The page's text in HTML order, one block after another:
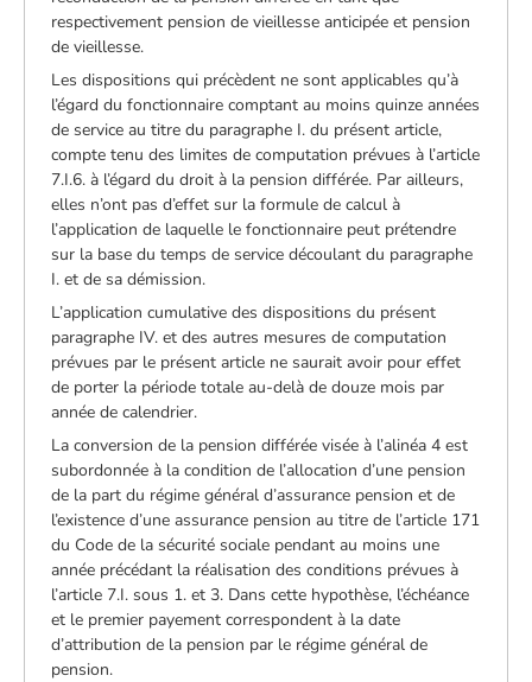
respectivement pension de vieillesse anticipée et pension
de vieillesse.
Les dispositions qui précèdent ne sont applicables qu’à
l’égard du fonctionnaire comptant au moins quinze années
de service au titre du paragraphe I. du présent article,
compte tenu des limites de computation prévues à l’article
7.I.6. à l’égard du droit à la pension différée. Par ailleurs,
elles n’ont pas d’effet sur la formule de calcul à
l’application de laquelle le fonctionnaire peut prétendre
sur la base du temps de service découlant du paragraphe
I. et de sa démission.
L’application cumulative des dispositions du présent
paragraphe IV. et des autres mesures de computation
prévues par le présent article ne saurait avoir pour effet
de porter la période totale au-delà de douze mois par
année de calendrier.
La conversion de la pension différée visée à l’alinéa 4 est
subordonnée à la condition de l’allocation d’une pension
de la part du régime général d’assurance pension et de
l’existence d’une assurance pension au titre de l’article 171
du Code de la sécurité sociale pendant au moins une
année précédant la réalisation des conditions prévues à
l’article 7.I. sous 1. et 3. Dans cette hypothèse, l’échéance
et le premier payement correspondent à la date
d’attribution de la pension par le régime général de
pension.